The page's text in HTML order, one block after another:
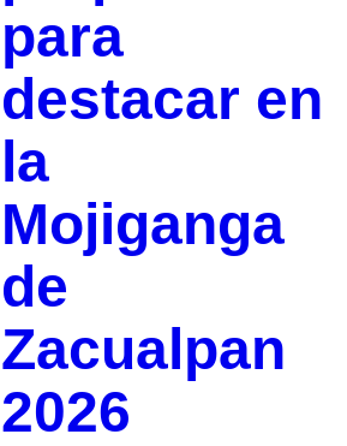
para
destacar en
la
Mojiganga
de
Zacualpan
2026